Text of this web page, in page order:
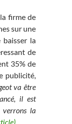
firme de
sur une
baisser la
de
35% de
publicité,
va être
il est
verrons la